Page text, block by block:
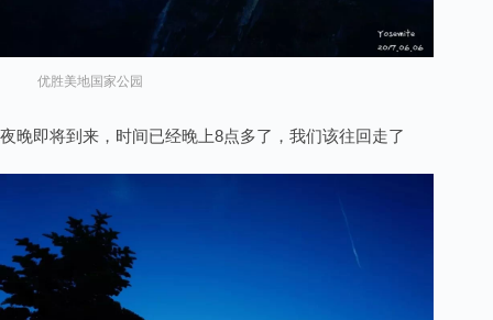
优胜美地国家公园
夜晚即将到来，时间已经晚上8点多了，我们该往回走了